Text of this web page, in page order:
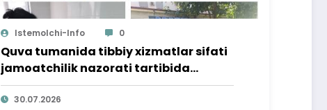
Istemolchi-Info 0
Quva tumanida tibbiy xizmatlar sifati
jamoatchilik nazorati tartibida
o‘rganildi
30.07.2026